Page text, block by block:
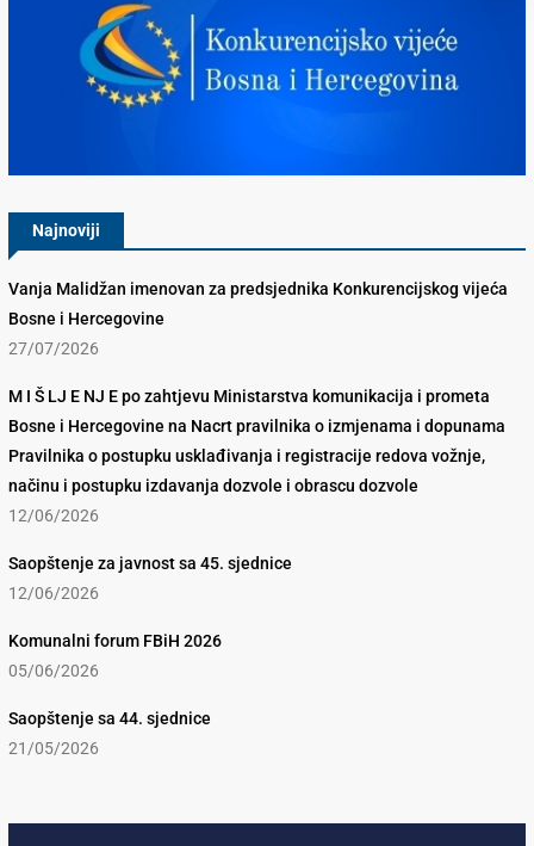
Najnoviji
Vanja Malidžan imenovan za predsjednika Konkurencijskog vijeća
Bosne i Hercegovine
27/07/2026
M I Š LJ E NJ E po zahtjevu Ministarstva komunikacija i prometa
Bosne i Hercegovine na Nacrt pravilnika o izmjenama i dopunama
Pravilnika o postupku usklađivanja i registracije redova vožnje,
načinu i postupku izdavanja dozvole i obrascu dozvole
12/06/2026
Saopštenje za javnost sa 45. sjednice
12/06/2026
Komunalni forum FBiH 2026
05/06/2026
Saopštenje sa 44. sjednice
21/05/2026